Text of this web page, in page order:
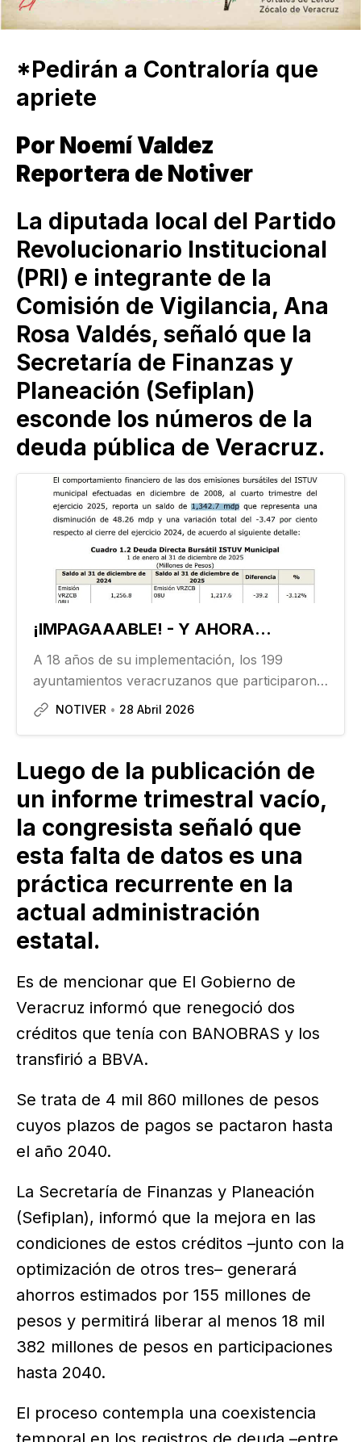
*Pedirán a Contraloría que
apriete
Por Noemí Valdez
Reportera de Notiver
La diputada local del Partido
Revolucionario Institucional
(PRI) e integrante de la
Comisión de Vigilancia, Ana
Rosa Valdés, señaló que la
Secretaría de Finanzas y
Planeación (Sefiplan)
esconde los números de la
deuda pública de Veracruz.
¡IMPAGAAABLE! - Y AHORA...
A 18 años de su implementación, los 199
ayuntamientos veracruzanos que participaron
en la bursatilización de 2008 enfrentan un
panorama financiero crítico: en lugar de reducir
NOTIVER 28 Abril 2026
Luego de la publicación de
un informe trimestral vacío,
la congresista señaló que
esta falta de datos es una
práctica recurrente en la
actual administración
estatal.
Es de mencionar que El Gobierno de
Veracruz informó que renegoció dos
créditos que tenía con BANOBRAS y los
transfirió a BBVA.
Se trata de 4 mil 860 millones de pesos
cuyos plazos de pagos se pactaron hasta
el año 2040.
La Secretaría de Finanzas y Planeación
(Sefiplan), informó que la mejora en las
condiciones de estos créditos –junto con la
optimización de otros tres– generará
ahorros estimados por 155 millones de
pesos y permitirá liberar al menos 18 mil
382 millones de pesos en participaciones
hasta 2040.
El proceso contempla una coexistencia